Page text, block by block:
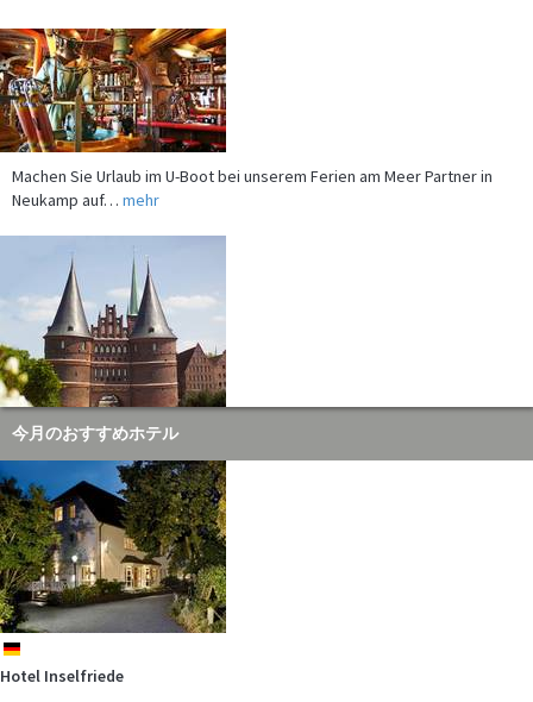
Machen Sie Urlaub im U-Boot bei unserem Ferien am Meer Partner in
Neukamp auf…mehr
Eines der bekanntesten Bauwerke Deutschlands ist das Holstentor in
Lübeck.…mehr
今月のおすすめホテル
de
Hotel Inselfriede